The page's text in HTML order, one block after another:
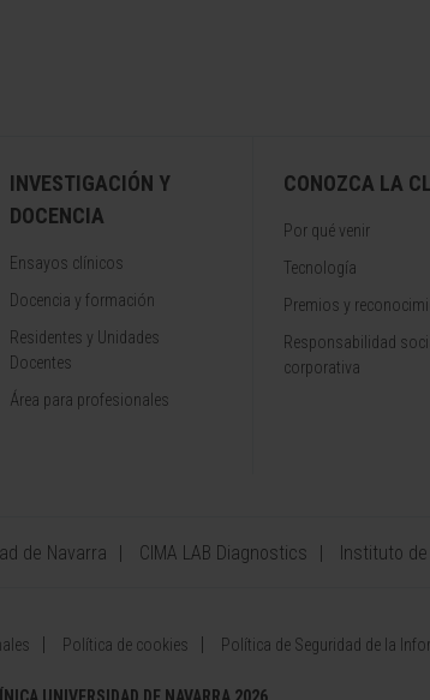
INVESTIGACIÓN Y
DOCENCIA
Ensayos clínicos
Docencia y formación
Residentes y Unidades
Docentes
Área para profesionales
CONOZCA LA
Por qué venir
Tecnología
Premios y
Responsabilidad
corporativa
de Navarra CIMA LAB Diagnostics Instituto
Política de cookies Política de Seguridad de la